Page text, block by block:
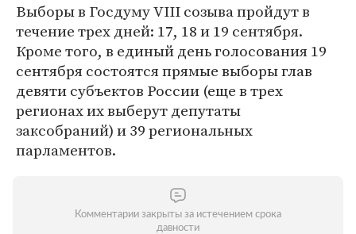
Выборы в Госдуму VIII созыва пройдут в
течение трех дней: 17, 18 и 19 сентября.
Кроме того, в единый день голосования 19
сентября состоятся прямые выборы глав
девяти субъектов России (еще в трех
регионах их выберут депутаты
заксобраний) и 39 региональных
парламентов.
Комментарии закрыты за истечением срока
давности